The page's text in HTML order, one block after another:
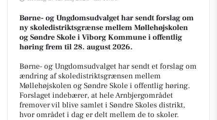
Børne- og Ungdomsudvalget har sendt forslag om
ny skoledistriktsgrænse mellem Møllehøjskolen
og Søndre Skole i Viborg Kommune i offentlig
høring frem til 28. august 2026.
Børne- og Ungdomsudvalget har sendt et forslag om
ændring af skoledistriktsgrænsen mellem
Møllehøjskolen og Søndre Skole i offentlig høring.
Forslaget indebærer, at hele Arnbjergområdet
fremover vil blive samlet i Søndre Skoles distrikt,
hvor området i dag er delt mellem de to skoler.